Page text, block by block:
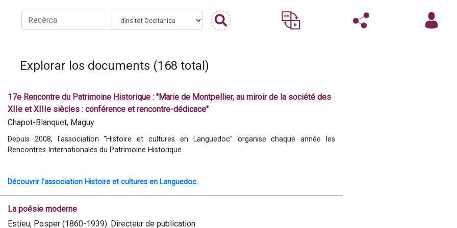
Explorar los documents (168 total)
17e Rencontre du Patrimoine Historique : "Marie de Montpellier, au miroir de la société des
XIIe et XIIIe siècles : conférence et rencontre-dédicace"
Chapot-Blanquet, Maguy
Depuis 2008, l'association "Histoire et cultures en Languedoc" organise chaque année les
Rencontres Internationales du Patrimoine Historique.
Découvrir l'association Histoire et cultures en Languedoc.
Marie de Montpellier, au miroir de la société
La poésie moderne
Estieu, Posper (1860-1939). Directeur de publication